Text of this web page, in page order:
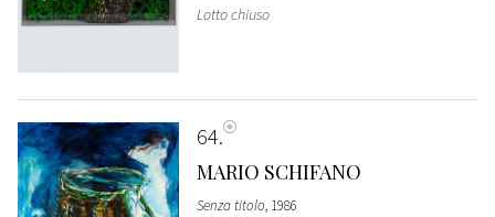
Lotto chiuso
64
MARIO SCHIFANO
Senza titolo, 1986